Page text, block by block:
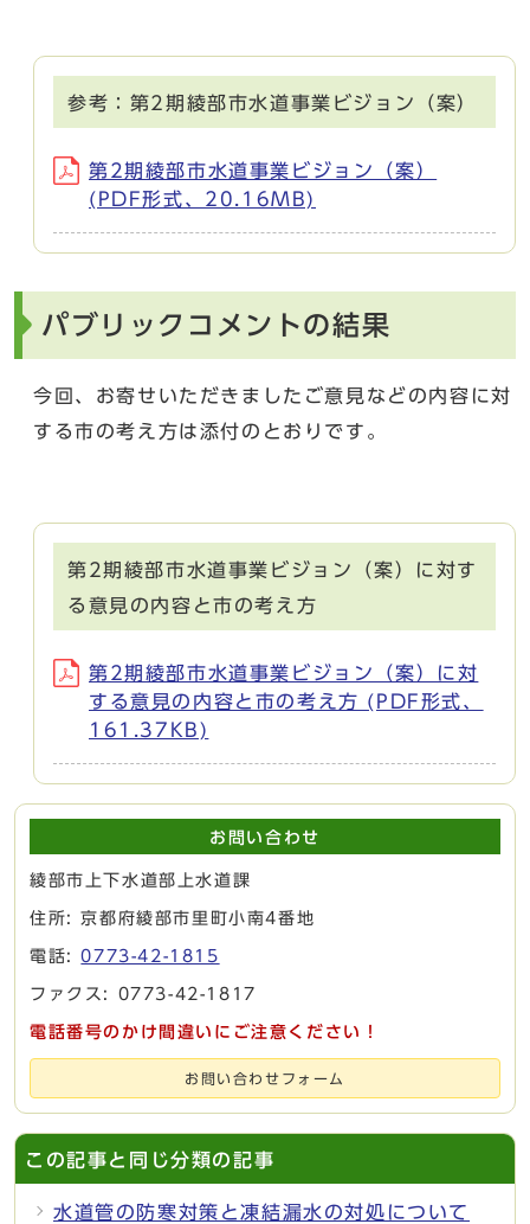
参考：第2期綾部市水道事業ビジョン（案）
第2期綾部市水道事業ビジョン（案）
(PDF形式、20.16MB)
パブリックコメントの結果
今回、お寄せいただきましたご意見などの内容に対
する市の考え方は添付のとおりです。
第2期綾部市水道事業ビジョン（案）に対す
る意見の内容と市の考え方
第2期綾部市水道事業ビジョン（案）に対
する意見の内容と市の考え方 (PDF形式、
161.37KB)
お問い合わせ
綾部市上下水道部上水道課
住所: 京都府綾部市里町小南4番地
電話:0773-42-1815
ファクス: 0773-42-1817
電話番号のかけ間違いにご注意ください！
お問い合わせフォーム
この記事と同じ分類の記事
水道管の防寒対策と凍結漏水の対処について